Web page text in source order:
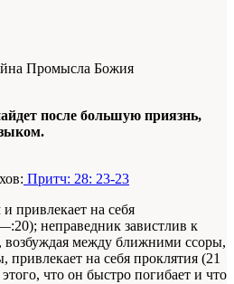
Промысла Божия
после большую приязнь,
Притч: 28: 23-23
привлекает на себя
неправедник завистлив к
между ближними ссоры,
привлекает на себя проклятия (21
что он быстро погибает и что